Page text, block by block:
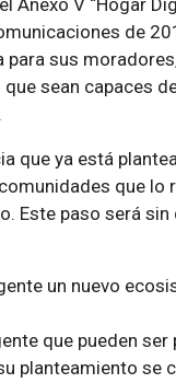
Anexo V “Hogar
de
sus
sean capaces
que ya está
que lo
Este paso será
un nuevo
que pueden
planteamiento se